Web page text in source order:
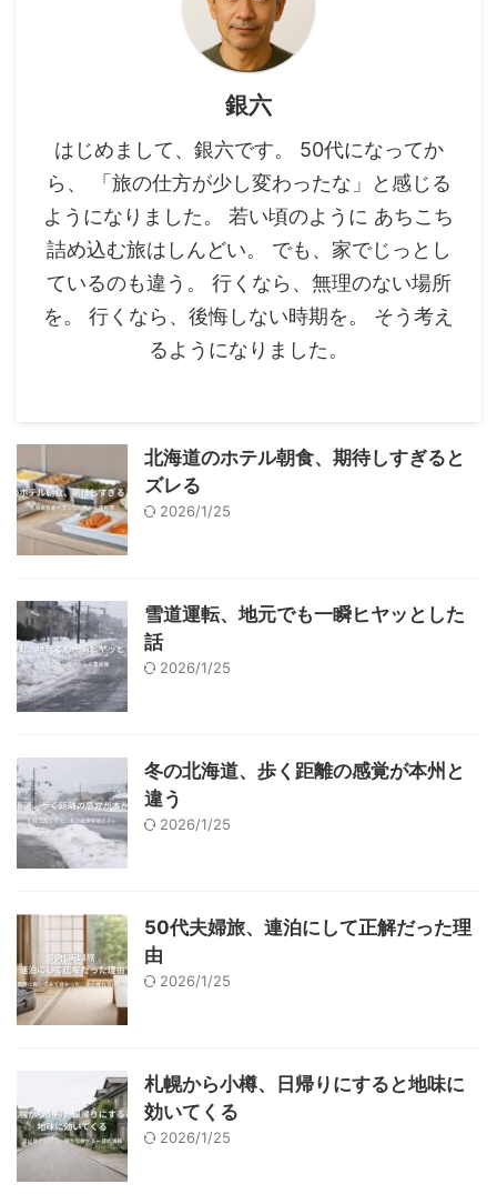
銀六
はじめまして、銀六です。 50代になってか
ら、 「旅の仕方が少し変わったな」と感じる
ようになりました。 若い頃のように あちこち
詰め込む旅はしんどい。 でも、家でじっとし
ているのも違う。 行くなら、無理のない場所
を。 行くなら、後悔しない時期を。 そう考え
るようになりました。
北海道のホテル朝食、期待しすぎると
ズレる
2026/1/25
雪道運転、地元でも一瞬ヒヤッとした
話
2026/1/25
冬の北海道、歩く距離の感覚が本州と
違う
2026/1/25
50代夫婦旅、連泊にして正解だった理
由
2026/1/25
札幌から小樽、日帰りにすると地味に
効いてくる
2026/1/25